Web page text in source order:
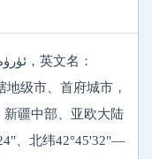
级市、首府城市，
疆中部、亚欧大陆
、北纬42°45'32"—